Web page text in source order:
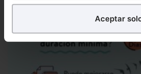
Puedesaceptarlas cookies
aceptar solo las
También puedesconfigurarlas
quieras permitir en tu
que sean indispensables para la
Aceptar